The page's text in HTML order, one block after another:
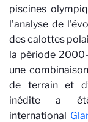
piscines
l’analyse de
des calottes
la période
une
de terrain et
inédite a
international